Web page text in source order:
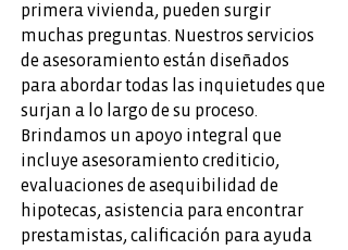
primera vivienda, pueden surgir
muchas preguntas. Nuestros servicios
de asesoramiento están diseñados
para abordar todas las inquietudes que
surjan a lo largo de su proceso.
Brindamos un apoyo integral que
incluye asesoramiento crediticio,
evaluaciones de asequibilidad de
hipotecas, asistencia para encontrar
prestamistas, calificación para ayuda